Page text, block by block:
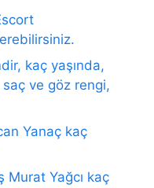
kaç yaşında,
ve göz rengi,
Yanaç kaç
Murat Yağcı kaç